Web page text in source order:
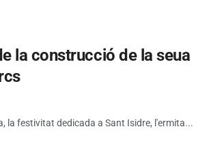
la construcció de la seua
la festivitat dedicada a Sant Isidre, l'ermita...